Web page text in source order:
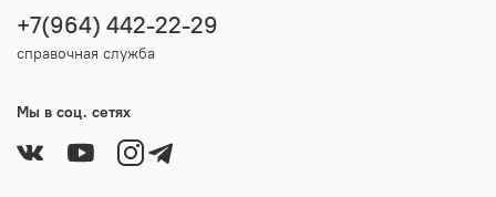
+7(964) 442-22-29
справочная служба
Мы в соц. сетях